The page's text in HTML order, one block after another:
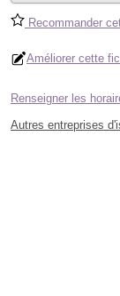
Recommander
Améliorer cette
Renseigner les
Autres entreprises